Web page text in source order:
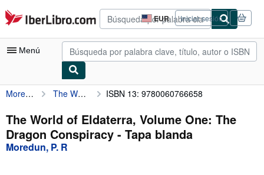
Pasar al contenido principal
IberLibro.com EUR
Preferencias
de
compra
del
Iniciar sesión
Menú
Mi cuenta
Consultar mis pedidos
Búsqueda avanzada
Moredun, P. R The World of Eldaterra, Volume One: The Dragon Conspiracy ISBN 13: 9780060766658
The World of Eldaterra, Volume One: The
Dragon Conspiracy - Tapa blanda
Moredun, P. R